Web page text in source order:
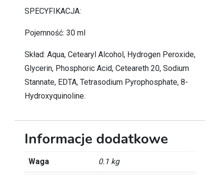
SPECYFIKACJA:
Pojemność: 30 ml
Skład: Aqua, Cetearyl Alcohol, Hydrogen Peroxide,
Glycerin, Phosphoric Acid, Ceteareth 20, Sodium
Stannate, EDTA, Tetrasodium Pyrophosphate, 8-
Hydroxyquinoline.
Informacje dodatkowe
Waga 0.1 kg